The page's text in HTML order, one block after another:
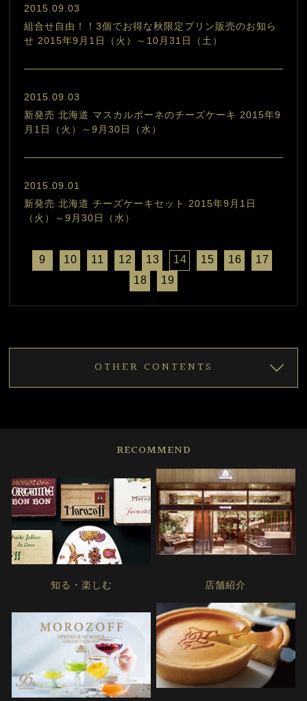
2015.09.03
組合せ自由！！3個でお得な秋限定プリン販売のお知ら
せ 2015年9月1日（火）～10月31日（土）
2015.09.03
新発売 北海道 マスカルポーネのチーズケーキ 2015年9
月1日（火）～9月30日（水）
2015.09.01
新発売 北海道 チーズケーキセット 2015年9月1日
（火）～9月30日（水）
9 10 11 12 13 14 15 16
17
18
19
OTHER CONTENTS
RECOMMEND
知る・楽しむ 店舗紹介